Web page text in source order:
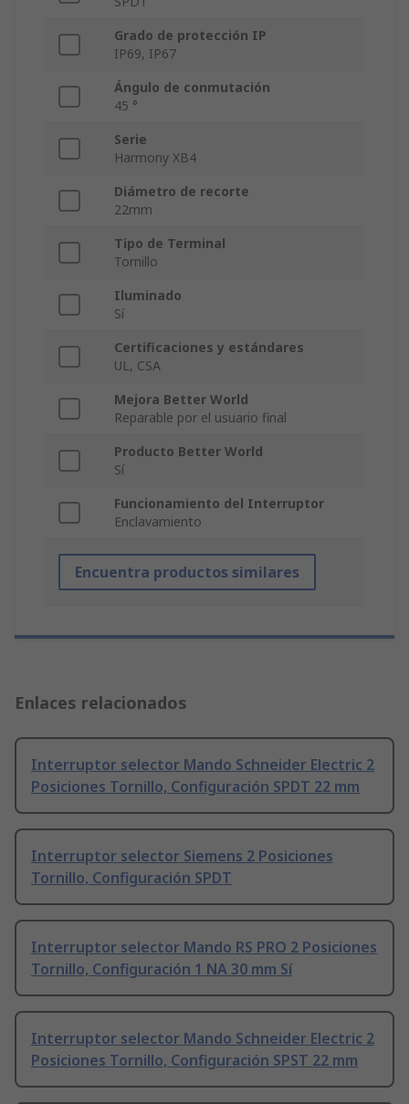
Grado de protección IP
IP69, IP67
Ángulo de conmutación
45 °
Serie
Harmony XB4
Diámetro de recorte
22mm
Tipo de Terminal
Tornillo
Iluminado
Sí
Certificaciones y estándares
UL, CSA
Mejora Better World
Reparable por el usuario final
Producto Better World
Sí
Funcionamiento del Interruptor
Enclavamiento
Encuentra productos similares
Enlaces relacionados
Interruptor selector Mando Schneider Electric 2
Posiciones Tornillo, Configuración SPDT 22 mm
Interruptor selector Siemens 2 Posiciones
Tornillo, Configuración SPDT
Interruptor selector Mando RS PRO 2 Posiciones
Tornillo, Configuración 1 NA 30 mm Sí
Interruptor selector Mando Schneider Electric 2
Posiciones Tornillo, Configuración SPST 22 mm